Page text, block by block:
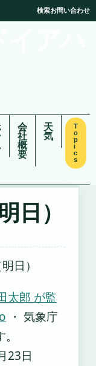
検索お問い合わせ
会
社
概
要
天
気
T
o
p
i
c
s
日）
日）
太郎 が監
・ 気象庁
23日